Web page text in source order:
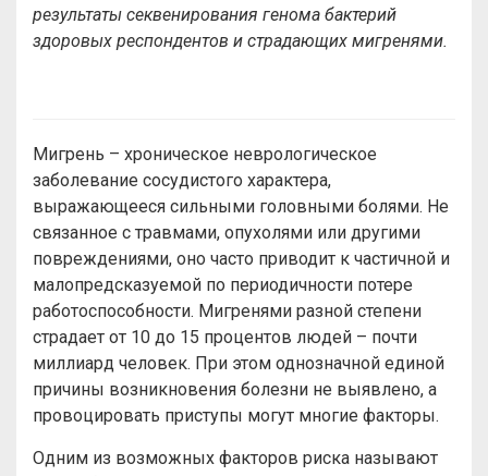
результаты секвенирования генома бактерий
здоровых респондентов и страдающих мигренями.
Мигрень – хроническое неврологическое
заболевание сосудистого характера,
выражающееся сильными головными болями. Не
связанное с травмами, опухолями или другими
повреждениями, оно часто приводит к частичной и
малопредсказуемой по периодичности потере
работоспособности. Мигренями разной степени
страдает от 10 до 15 процентов людей – почти
миллиард человек. При этом однозначной единой
причины возникновения болезни не выявлено, а
провоцировать приступы могут многие факторы.
Одним из возможных факторов риска называют